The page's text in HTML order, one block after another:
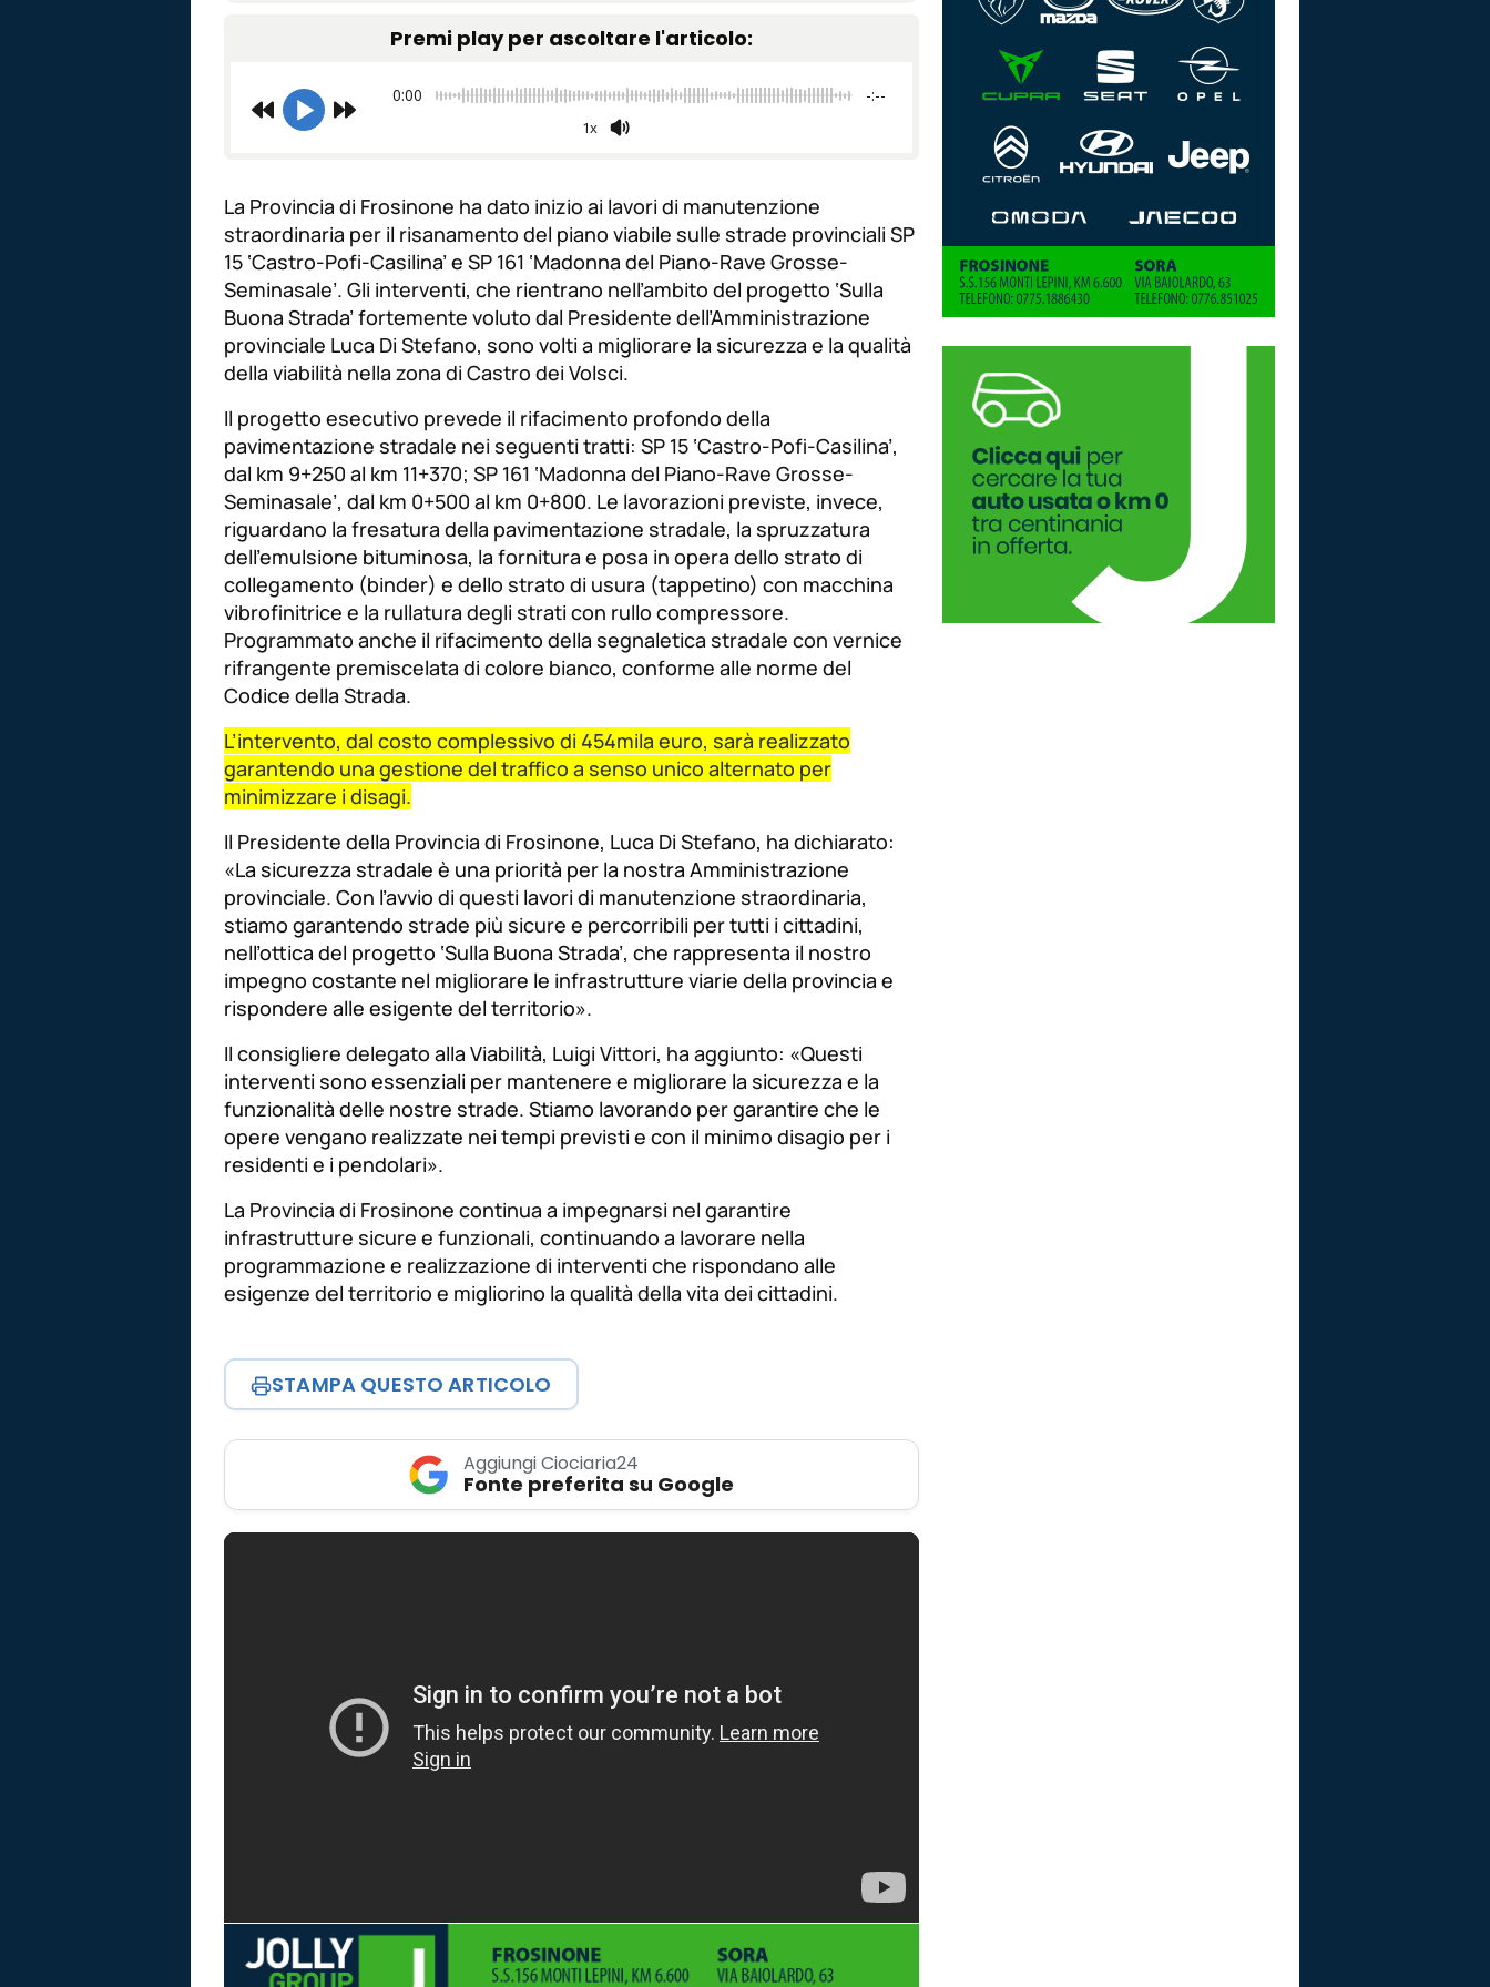
fuente.
de
fuente
tamaño
de
fuente.
Premi play per ascoltare l'articolo:
0:00 -:--
1x
La Provincia di Frosinone ha dato inizio ai lavori di manutenzione
straordinaria per il risanamento del piano viabile sulle strade provinciali SP
15 ‘Castro-Pofi-Casilina’ e SP 161 ‘Madonna del Piano-Rave Grosse-
Seminasale’. Gli interventi, che rientrano nell’ambito del progetto ‘Sulla
Buona Strada’ fortemente voluto dal Presidente dell’Amministrazione
provinciale Luca Di Stefano, sono volti a migliorare la sicurezza e la qualità
della viabilità nella zona di Castro dei Volsci.
Il progetto esecutivo prevede il rifacimento profondo della
pavimentazione stradale nei seguenti tratti: SP 15 ‘Castro-Pofi-Casilina’,
dal km 9+250 al km 11+370; SP 161 ‘Madonna del Piano-Rave Grosse-
Seminasale’, dal km 0+500 al km 0+800. Le lavorazioni previste, invece,
riguardano la fresatura della pavimentazione stradale, la spruzzatura
dell’emulsione bituminosa, la fornitura e posa in opera dello strato di
collegamento (binder) e dello strato di usura (tappetino) con macchina
vibrofinitrice e la rullatura degli strati con rullo compressore.
Programmato anche il rifacimento della segnaletica stradale con vernice
rifrangente premiscelata di colore bianco, conforme alle norme del
Codice della Strada.
L’intervento, dal costo complessivo di 454mila euro, sarà realizzato
garantendo una gestione del traffico a senso unico alternato per
minimizzare i disagi.
Il Presidente della Provincia di Frosinone, Luca Di Stefano, ha dichiarato:
«La sicurezza stradale è una priorità per la nostra Amministrazione
provinciale. Con l’avvio di questi lavori di manutenzione straordinaria,
stiamo garantendo strade più sicure e percorribili per tutti i cittadini,
nell’ottica del progetto ‘Sulla Buona Strada’, che rappresenta il nostro
impegno costante nel migliorare le infrastrutture viarie della provincia e
rispondere alle esigente del territorio».
Il consigliere delegato alla Viabilità, Luigi Vittori, ha aggiunto: «Questi
interventi sono essenziali per mantenere e migliorare la sicurezza e la
funzionalità delle nostre strade. Stiamo lavorando per garantire che le
opere vengano realizzate nei tempi previsti e con il minimo disagio per i
residenti e i pendolari».
La Provincia di Frosinone continua a impegnarsi nel garantire
infrastrutture sicure e funzionali, continuando a lavorare nella
programmazione e realizzazione di interventi che rispondano alle
esigenze del territorio e migliorino la qualità della vita dei cittadini.
STAMPA QUESTO ARTICOLO
Aggiungi Ciociaria24
Fonte preferita su Google